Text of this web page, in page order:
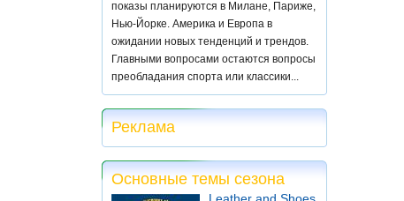
показы планируются в Милане, Париже,
Нью-Йорке. Америка и Европа в
ожидании новых тенденций и трендов.
Главными вопросами остаются вопросы
преобладания спорта или классики...
Реклама
Основные темы сезона